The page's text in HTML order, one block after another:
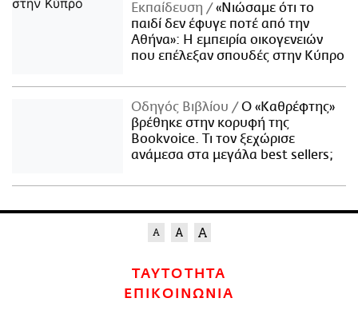
Εκπαίδευση
«Νιώσαμε ότι το
παιδί δεν έφυγε ποτέ από την
Αθήνα»: Η εμπειρία οικογενειών
που επέλεξαν σπουδές στην Κύπρο
Οδηγός Βιβλίου
Ο «Καθρέφτης»
βρέθηκε στην κορυφή της
Bookvoice. Τι τον ξεχώρισε
ανάμεσα στα μεγάλα best sellers;
ΤΑΥΤΟΤΗΤΑ
ΕΠΙΚΟΙΝΩΝΙΑ